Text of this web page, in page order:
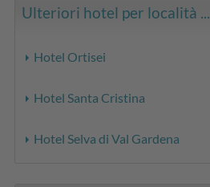
Ulteriori hotel per località ...
Hotel Ortisei
Hotel Santa Cristina
Hotel Selva di Val Gardena